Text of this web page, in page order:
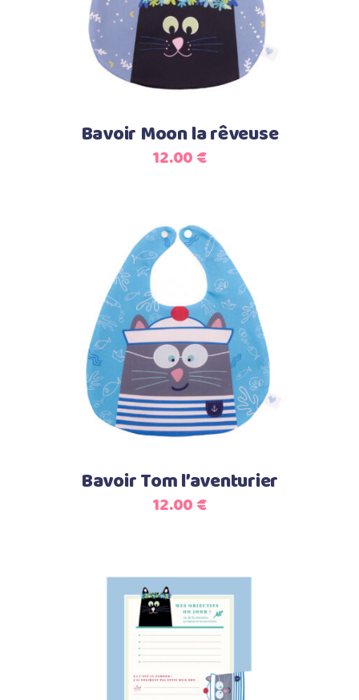
Bavoir Moon la rêveuse
12.00€
Select options
Bavoir Tom l’aventurier
12.00€
Ajouter au panier